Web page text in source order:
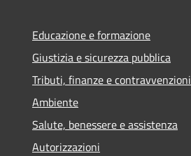
Educazione e formazione
Giustizia e sicurezza pubblica
Tributi, finanze e contravvenzioni
Ambiente
Salute, benessere e assistenza
Autorizzazioni